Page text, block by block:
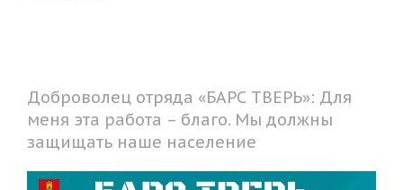
Доброволец отряда «БАРС ТВЕРЬ»: Для
меня эта работа – благо. Мы должны
защищать наше население